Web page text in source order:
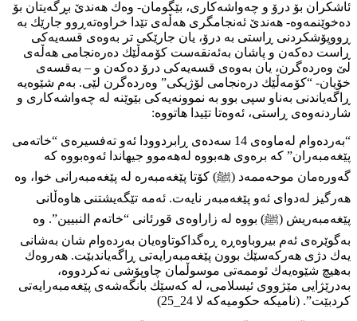
ئاشكران بۆ درۆ و چەواشەكاری، بێگومان- وەك هەندێ بڕگەیتان بۆ
دەخوێنمەوە- هەندێ ئەنجامگری هەڵەی تێدا خراوەتەڕوو جارێك بە
ڕووپۆشكردنی ڕاستی بە درۆ، یان جارێكی تر بەوەی قسەیەكی
ڕاست دەكەن و پاشان بەئەنقەست كۆمەڵێك دەرەنجامی هەڵەی
لێ وەردەگرن، یان بەوەی قسەیەكی درۆ دەكەن و – بەقسەی
خۆیان- “كۆمەڵێك درەنجامی لۆژیكی” وەردەگرن لێی. بەم شێوەیە
ڕاگەیاندنی بەناو سپی بوو بە نموونەیەكی بێوێنە لە چەواشەكاری و
شاردنەوەی ڕاستی، ئەوەتا تێیدا هاتووە:
“بەردەوام لەماوەی 14 سەدەی ڕابردوودا ئەو تەفسیرەی “خاتەمی
پێغەمبەران” كە برەوی هەبووە لەهەموو جیھاندا ئەوەبووە كە
گەورەمان موحەممەد (ﷺ) كۆتا پێغەمبەرە لە پێغەمبەرانی خوا، وە
هەرگیز لەدوای ئەو پێغەمبەر نایەت. ئەمە تێگەيشتنی هاوەڵانی
پێغەمبەریش (ﷺ) بووە لە زاراوەی قورئانی “خاتەم النبیین”. وە
بەگوێرەی ئەم بیروباوەڕە ڕەگداكوتاوەیان بەردەوام شان بەشانی
یەك دژی هەركەسێك بوون پێغەمبەرایەتی ڕاگەیاندبێت. هەروەك
بەهیچ شێوەیەك ئوممەتی موسوڵمان چاوپۆشی نەكردووە،
بەدرێژایی مێژووی ئیسلامی، لە كەسێك بانگەشەی پێغەمبەرایەتی
كردبێت”. (نامیكە حكومیەكە لا 24_25)